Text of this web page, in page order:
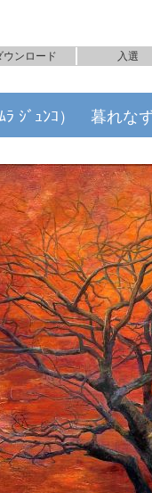
ウンロード 入選
ｼﾞｭﾝｺ） 暮れな